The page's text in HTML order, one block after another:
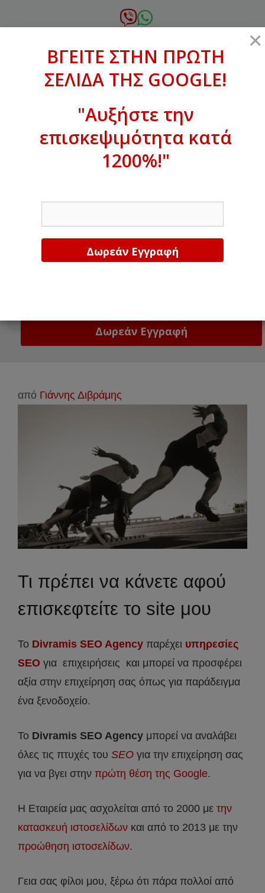
σε
xanthogenous@gmail.com
ΒΓΕΙΤΕ ΣΤΗΝ ΠΡΩΤΗ ΣΕΛΙΔΑ ΤΗΣ
GOOGLE!
από Γιάννης Διβράμης
Τι πρέπει να κάνετε αφού
επισκεφτείτε το site μου
Το Divramis SEO Agency παρέχει υπηρεσίες
SEO για επιχειρήσεις και μπορεί να προσφέρει
αξία στην επιχείρηση σας όπως για παράδειγμα
ένα ξενοδοχείο.
Το Divramis SEO Agency μπορεί να αναλάβει
όλες τις πτυχές του SEO για την επιχείρηση σας
για να βγει στην πρώτη θέση της Google.
Η Εταιρεία μας ασχολείται από το 2000 με την
κατασκευή ιστοσελίδων και από το 2013 με την
προώθηση ιστοσελίδων.
Γεια σας φίλοι μου, ξέρω ότι πάρα πολλοί από
×
ΒΓΕΙΤΕ ΣΤΗΝ ΠΡΩΤΗ
ΣΕΛΙΔΑ ΤΗΣ GOOGLE!
"Αυξήστε την
επισκεψιμότητα κατά
1200%!"